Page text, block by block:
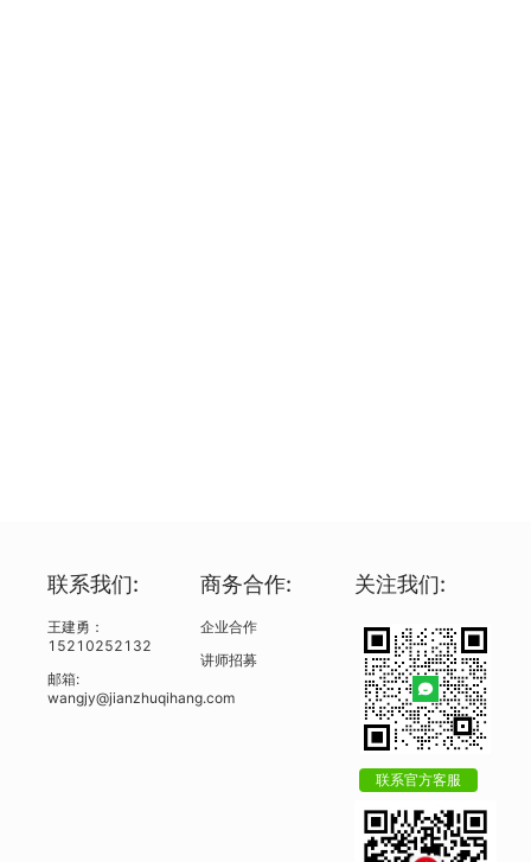
联系我们:
王建勇：
15210252132
邮箱:
wangjy@jianzhuqihang.com
商务合作:
企业合作
讲师招募
关注我们:
联系官方客服